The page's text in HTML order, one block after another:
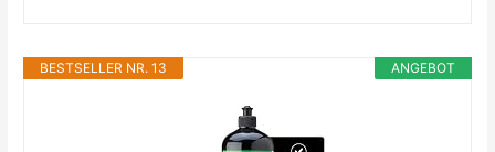
ANGEBOT
BESTSELLER NR. 13